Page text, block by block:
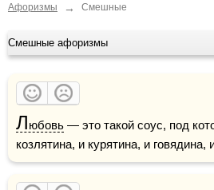
Афоризмы → Смешные
Смешные афоризмы
Любовь — это такой соус, под
козлятина, и курятина, и говядина,